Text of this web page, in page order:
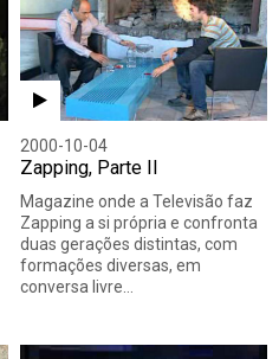
2000-10-04
Zapping, Parte II
Magazine onde a Televisão faz
Zapping a si própria e confronta
duas gerações distintas, com
formações diversas, em
conversa livre…